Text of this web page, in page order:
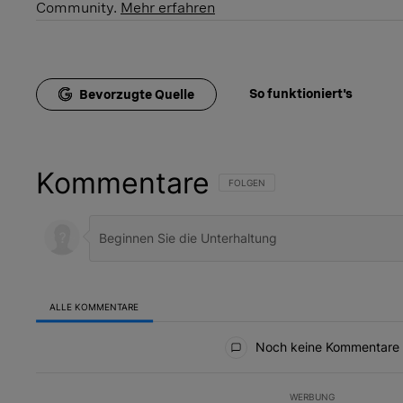
Community. Mehr erfahren
Bevorzugte Quelle So funktioniert's
Kommentare FOLGE DIESER UNTERHALTUNG, UM
FOLGEN
ALLE KOMMENTARE
Noch keine Kommentare
WERBUNG